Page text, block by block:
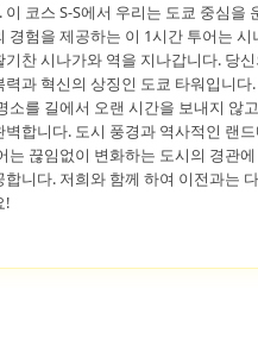
이 코스 S-S에서 우리는 도쿄 중심을
경험을 제공하는 이 1시간 투어는 시
기찬 시나가와 역을 지나갑니다. 당
력과 혁신의 상징인 도쿄 타워입니다
소를 길에서 오랜 시간을 보내지 않
벽합니다. 도시 풍경과 역사적인 랜
는 끊임없이 변화하는 도시의 경관
합니다. 저희와 함께 하여 이전과는
!